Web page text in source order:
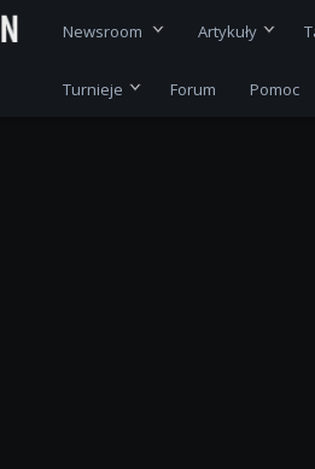
Newsroom Artykuły
Turnieje Forum Pomoc